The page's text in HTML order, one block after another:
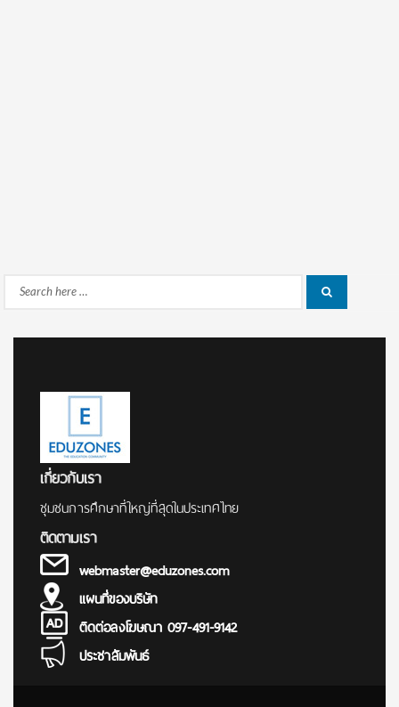
Search
เกี่ยวกับเรา
ชุมชนการศึกษาที่ใหญ่ที่สุดในประเทศไทย
ติดตามเรา
webmaster@eduzones.com
แผนที่ของบริษัท
ติดต่อลงโฆษณา 097-491-9142
ประชาสัมพันธ์